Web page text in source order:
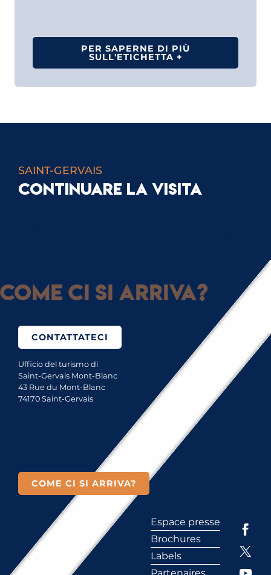
PER SAPERNE DI PIÙ
SULL'ETICHETTA +
SAINT-GERVAIS
CONTINUARE LA VISITA
ci si arriva?
CONTATTATECI
Ufficio del turismo di
Saint-Gervais Mont-Blanc
43 Rue du Mont-Blanc
74170 Saint-Gervais
COME CI SI ARRIVA?
Espace presse
Brochures
Labels